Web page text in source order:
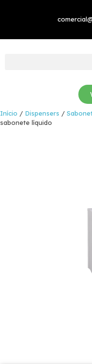
Início / Dispensers /
sabonete líquido